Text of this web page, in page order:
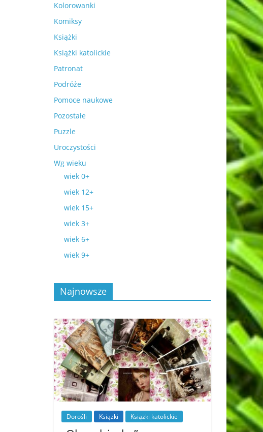
Kolorowanki
Komiksy
Książki
Książki katolickie
Patronat
Podróże
Pomoce naukowe
Pozostałe
Puzzle
Uroczystości
Wg wieku
wiek 0+
wiek 12+
wiek 15+
wiek 3+
wiek 6+
wiek 9+
Najnowsze
Dorośli Książki Książki katolickie